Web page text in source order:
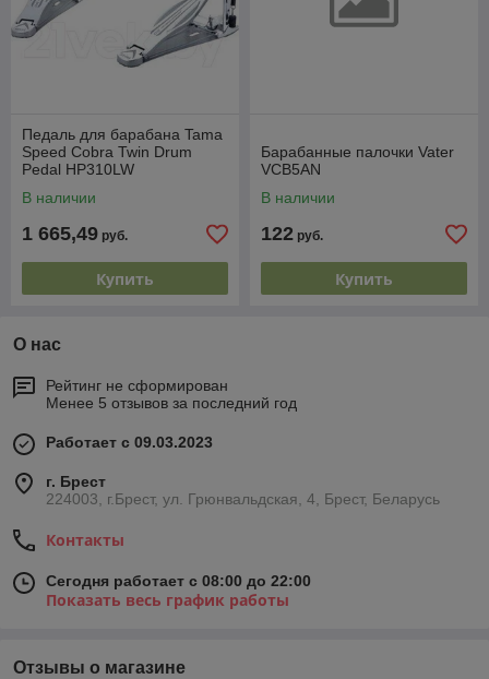
Педаль для барабана Tama
Speed Cobra Twin Drum
Pedal HP310LW
В наличии
1 665,49 руб.
Купить
Барабанные палочки Vater
VCB5AN
В наличии
122 руб.
Купить
О нас
Рейтинг не сформирован
Менее 5 отзывов за последний год
Работает с 09.03.2023
г. Брест
224003, г.Брест, ул. Грюнвальдская, 4, Брест, Беларусь
Контакты
Сегодня работает с 08:00 до 22:00
Показать весь график работы
Отзывы о магазине